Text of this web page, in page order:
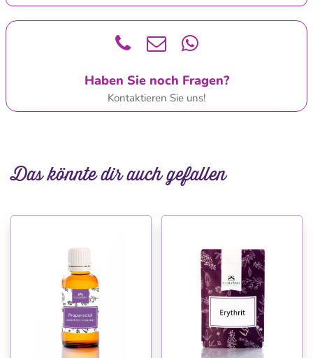
Haben Sie noch Fragen?
Kontaktieren Sie uns!
Das könnte dir auch gefallen